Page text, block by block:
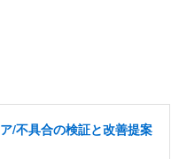
/不具合の検証と改善提案